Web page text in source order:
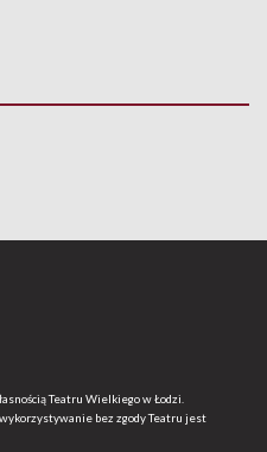
Teatru Wielkiego w Łodzi.
bez zgody Teatru jest